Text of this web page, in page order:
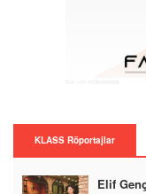
KLASS Röportajlar
Elif